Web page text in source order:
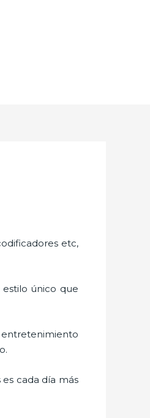
etc,
único que
entretenimiento
cada día más